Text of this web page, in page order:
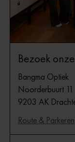
Bezoek
Bangma Optiek
Noorderbuurt 11
9203 AK
Route & Parkeren